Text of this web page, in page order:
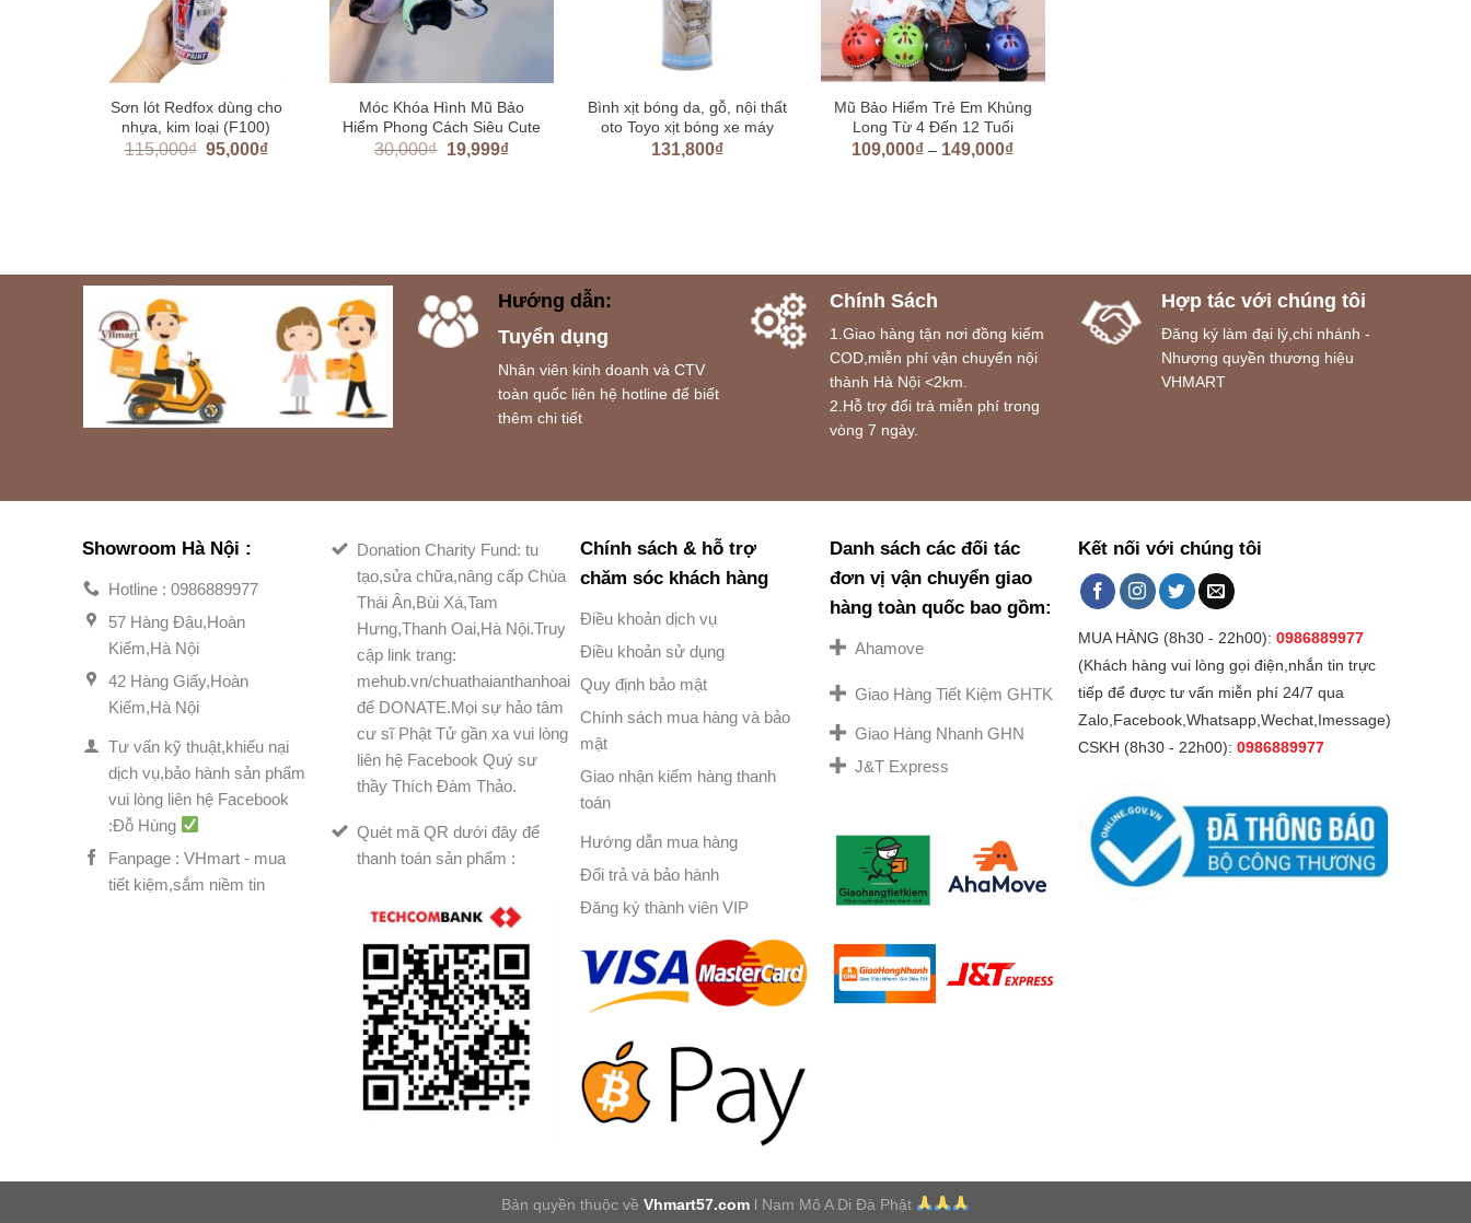
Sơn lót Redfox dùng cho
nhựa, kim loại (F100)
115,000₫ 95,000₫
Móc Khóa Hình Mũ Bảo
Hiểm Phong Cách Siêu Cute
30,000₫ 19,999₫
Bình xịt bóng da, gỗ, nội thất
oto Toyo xịt bóng xe máy
131,800₫
Mũ Bảo Hiểm Trẻ Em Khủng
Long Từ 4 Đến 12 Tuổi
109,000₫ – 149,000₫
Hướng dẫn:
Tuyển dụng
Nhân viên kinh doanh và CTV
toàn quốc liên hệ hotline để biết
thêm chi tiết
Chính Sách
1.Giao hàng tận nơi đồng kiểm
COD,miễn phí vận chuyển nội
thành Hà Nội <2km.
2.Hỗ trợ đổi trả miễn phí trong
vòng 7 ngày.
Hợp tác với chúng tôi
Đăng ký làm đại lý,chi nhánh -
Nhượng quyền thương hiệu
VHMART
Showroom Hà Nội :
Hotline : 0986889977
57 Hàng Đậu,Hoàn
Kiếm,Hà Nội
42 Hàng Giấy,Hoàn
Kiếm,Hà Nội
Tư vấn kỹ thuật,khiếu nại
dịch vụ,bảo hành sản phẩm
vui lòng liên hệ Facebook
:Đỗ Hùng
Fanpage : VHmart - mua
tiết kiệm,sắm niềm tin
Donation Charity Fund: tu
tạo,sửa chữa,nâng cấp Chùa
Thái Ân,Bùi Xá,Tam
Hưng,Thanh Oai,Hà Nội.Truy
cập link trang:
mehub.vn/chuathaianthanhoai
để DONATE.Mọi sự hảo tâm
cư sĩ Phật Tử gần xa vui lòng
liên hệ Facebook Quý sư
thầy Thích Đàm Thảo.
Quét mã QR dưới đây để
thanh toán sản phẩm :
Chính sách & hỗ trợ
chăm sóc khách hàng
Điều khoản dịch vụ
Điều khoản sử dụng
Quy định bảo mật
Chính sách mua hàng và bảo
mật
Giao nhận kiểm hàng thanh
toán
Hướng dẫn mua hàng
Đổi trả và bảo hành
Đăng ký thành viên VIP
Danh sách các đối tác
đơn vị vận chuyển giao
hàng toàn quốc bao gồm:
Ahamove
Giao Hàng Tiết Kiệm GHTK
Giao Hàng Nhanh GHN
J&T Express
Kết nối với chúng tôi
MUA HÀNG (8h30 - 22h00): 0986889977
(Khách hàng vui lòng gọi điện,nhắn tin trực
tiếp để được tư vấn miễn phí 24/7 qua
Zalo,Facebook,Whatsapp,Wechat,Imessage)
CSKH (8h30 - 22h00): 0986889977
Bản quyền thuộc về Vhmart57.com l Nam Mô A Di Đà Phật